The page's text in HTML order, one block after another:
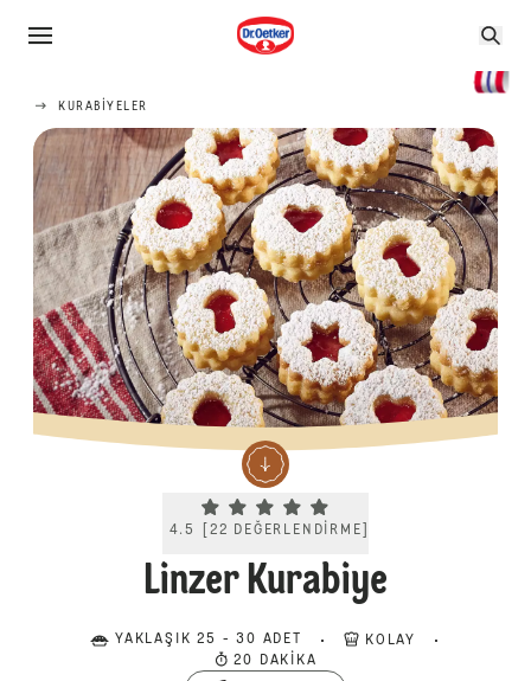
KURABIYELER
Current rating 4.5. Click to rate.
4.5 22 DEĞERLENDIRME
Linzer Kurabiye
YAKLAŞIK 25 - 30 ADET
KOLAY
20 DAKIKA